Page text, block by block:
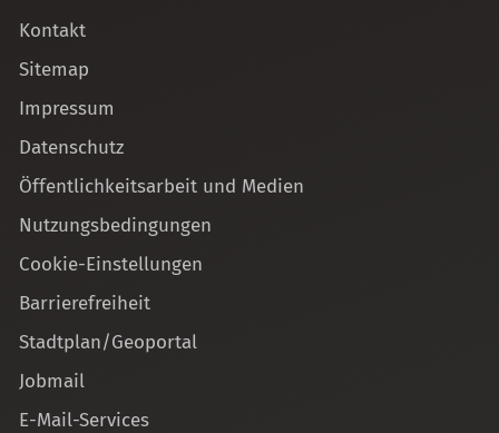
Kontakt
Sitemap
Impressum
Datenschutz
Öffentlichkeitsarbeit und Medien
Nutzungsbedingungen
Cookie-Einstellungen
Barrierefreiheit
Stadtplan/Geoportal
Jobmail
E-Mail-Services